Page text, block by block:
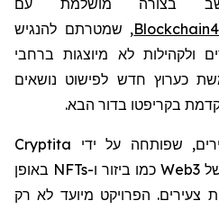
בצורה מושלמת עם
, שמטרתם להנגיש
ולקהילות לא מיוצגות ברחבי
כערוץ חדש לפישוט נושאים
בקריפטו בדור הבא.
שפותחה על ידי Cryptita
Web3 כמו ביזור ו-NFTs באופן
צעירים. הפרויקט מיועד לא רק